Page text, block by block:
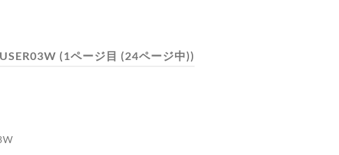
USER03W (1ページ目 (24ページ中))